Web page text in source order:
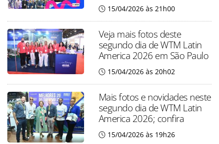
15/04/2026 às 21h00
Veja mais fotos deste
segundo dia de WTM Latin
America 2026 em São Paulo
15/04/2026 às 20h02
Mais fotos e novidades neste
segundo dia de WTM Latin
America 2026; confira
15/04/2026 às 19h26